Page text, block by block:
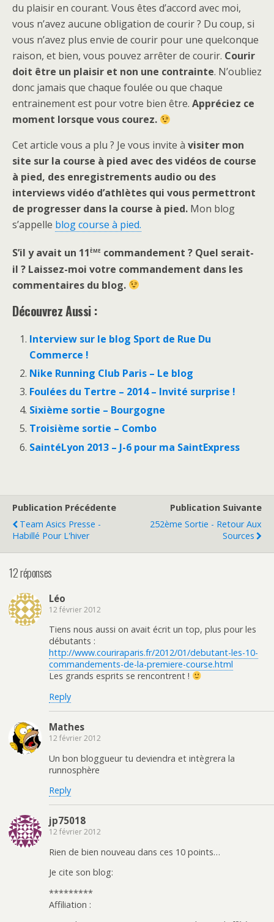
du plaisir en courant. Vous êtes d’accord avec moi,
vous n’avez aucune obligation de courir ? Du coup, si
vous n’avez plus envie de courir pour une quelconque
raison, et bien, vous pouvez arrêter de courir. Courir
doit être un plaisir et non une contrainte. N’oubliez
donc jamais que chaque foulée ou que chaque
entrainement est pour votre bien être. Appréciez ce
moment lorsque vous courez.
Cet article vous a plu ? Je vous invite à visiter mon
site sur la course à pied avec des vidéos de course
à pied, des enregistrements audio ou des
interviews vidéo d’athlètes qui vous permettront
de progresser dans la course à pied. Mon blog
s’appelle blog course à pied.
S’il y avait un 11ème commandement ? Quel serait-
il ? Laissez-moi votre commandement dans les
commentaires du blog.
Découvrez Aussi :
Interview sur le blog Sport de Rue Du
Commerce !
Nike Running Club Paris – Le blog
Foulées du Tertre – 2014 – Invité surprise !
Sixième sortie – Bourgogne
Troisième sortie – Combo
SaintéLyon 2013 – J-6 pour ma SaintExpress
Publication Précédente
Team Asics Presse -
Habillé Pour L'hiver
Publication Suivante
252ème Sortie - Retour Aux
Sources
12 réponses
Léo
12 février 2012
Tiens nous aussi on avait écrit un top, plus pour les
débutants :
http://www.couriraparis.fr/2012/01/debutant-les-10-
commandements-de-la-premiere-course.html
Les grands esprits se rencontrent !
Reply
Mathes
12 février 2012
Un bon bloggueur tu deviendra et intègrera la
runnosphère
Reply
jp75018
12 février 2012
Rien de bien nouveau dans ces 10 points…
Je cite son blog:
*********
Affiliation :